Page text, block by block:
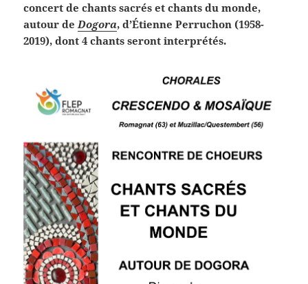
concert de chants sacrés et chants du monde,
autour deDogora, d’Étienne Perruchon (1958-
2019), dont 4 chants seront interprétés.